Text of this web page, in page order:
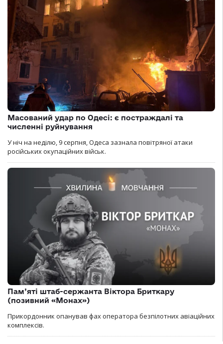
Масований удар по Одесі: є постраждалі та
численні руйнування
У ніч на неділю, 9 серпня, Одеса зазнала повітряної атаки
російських окупаційних військ.
Пам’яті штаб-сержанта Віктора Бриткару
(позивний «Монах»)
Прикордонник опанував фах оператора безпілотних авіаційних
комплексів.